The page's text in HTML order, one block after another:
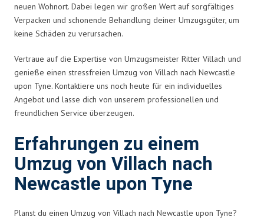
neuen Wohnort. Dabei legen wir großen Wert auf sorgfältiges
Verpacken und schonende Behandlung deiner Umzugsgüter, um
keine Schäden zu verursachen.
Vertraue auf die Expertise von Umzugsmeister Ritter Villach und
genieße einen stressfreien Umzug von Villach nach Newcastle
upon Tyne. Kontaktiere uns noch heute für ein individuelles
Angebot und lasse dich von unserem professionellen und
freundlichen Service überzeugen.
Erfahrungen zu einem
Umzug von Villach nach
Newcastle upon Tyne
Planst du einen Umzug von Villach nach Newcastle upon Tyne?